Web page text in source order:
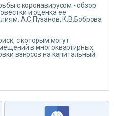
с коронавирусом - обзор
и оценка ее
А.С.Пузанов, К.В.Боброва
с которым могут
в многоквартирных
взносов на капитальный